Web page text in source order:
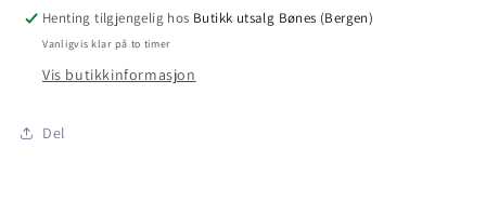
-
&quot;
VELKOMMEN
TIL
Lunsjserviett
-
&quot;
TIL
Henting tilgjengelig hos Butikk utsalg Bønes (Bergen)
Vanligvis klar på to timer
Vis butikkinformasjon
Del